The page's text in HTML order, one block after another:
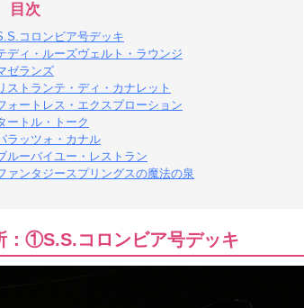
目次
コロンビア号デッキ
ィ・ルーズヴェルト・ラウンジ
ゼランズ
トランテ・ディ・カナレット
ートレス・エクスプローション
ートル・トーク
ラッツォ・カナル
ーバイユー・レストラン
ンタジースプリングスの魔法の泉
：①S.S.コロンビア号デッキ